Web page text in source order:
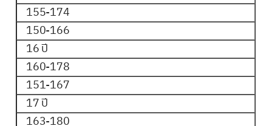
155-174
150-166
16 ปี
160-178
151-167
17 ปี
163-180